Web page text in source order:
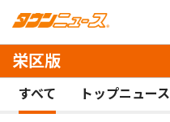
栄区版
すべて トップニュース